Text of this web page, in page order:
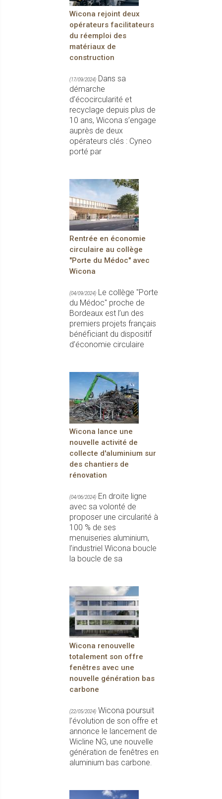
Wicona rejoint deux
opérateurs facilitateurs
du réemploi des
matériaux de
construction
(17/09/2024) Dans sa
démarche
d’écocircularité et
recyclage depuis plus de
10 ans, Wicona s’engage
auprès de deux
opérateurs clés : Cyneo
porté par
Rentrée en économie
circulaire au collège
"Porte du Médoc" avec
Wicona
(04/09/2024) Le collège "Porte
du Médoc" proche de
Bordeaux est l’un des
premiers projets français
bénéficiant du dispositif
d’économie circulaire
Wicona lance une
nouvelle activité de
collecte d'aluminium sur
des chantiers de
rénovation
(04/06/2024) En droite ligne
avec sa volonté de
proposer une circularité à
100 % de ses
menuiseries aluminium,
l’industriel Wicona boucle
la boucle de sa
Wicona renouvelle
totalement son offre
fenêtres avec une
nouvelle génération bas
carbone
(22/05/2024) Wicona poursuit
l’évolution de son offre et
annonce le lancement de
Wicline NG, une nouvelle
génération de fenêtres en
aluminium bas carbone.